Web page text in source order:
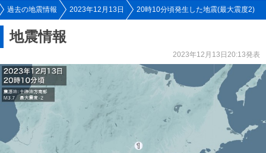
過去の地震情報 2023年12月13日 20時10分頃発生した地震(最大震度2)
地震情報
2023年12月13日20:13発表